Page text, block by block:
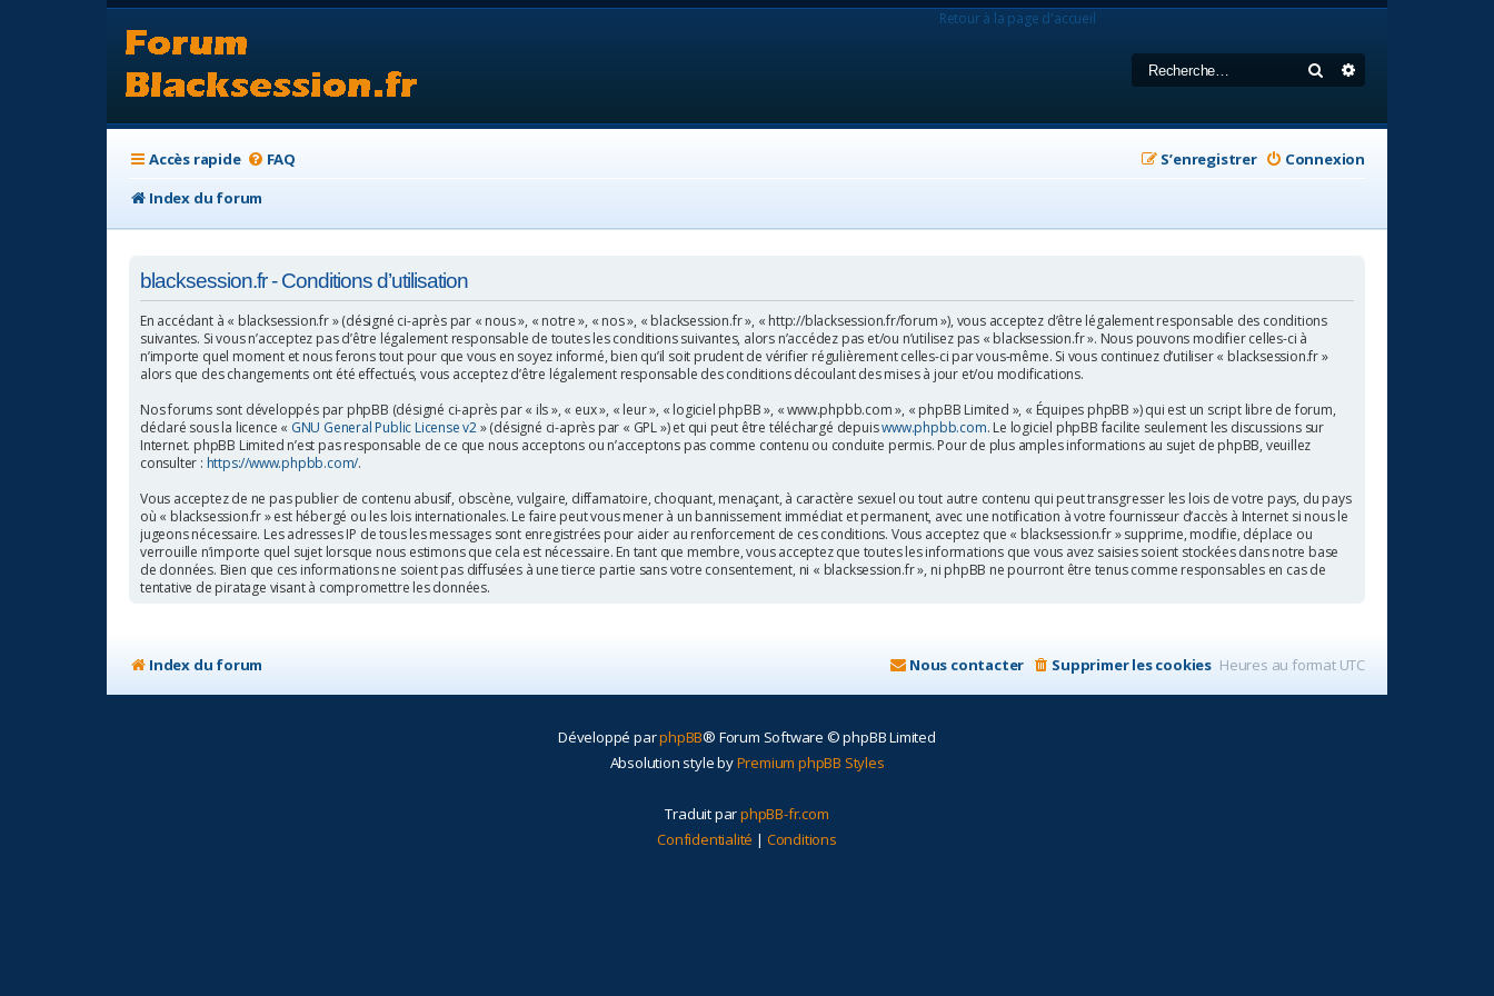
Rechercher
Retour à la page d'accueil
Accès rapide FAQ Connexion
S’enregistrer
Index du forum
blacksession.fr - Conditions d’utilisation
En accédant à « blacksession.fr » (désigné ci-après par « nous », « notre », « nos », « blacksession.fr », « http://blacksession.fr/forum »), vous acceptez d’être légalement responsable des conditions
suivantes. Si vous n’acceptez pas d’être légalement responsable de toutes les conditions suivantes, alors n’accédez pas et/ou n’utilisez pas « blacksession.fr ». Nous pouvons modifier celles-ci à
n’importe quel moment et nous ferons tout pour que vous en soyez informé, bien qu’il soit prudent de vérifier régulièrement celles-ci par vous-même. Si vous continuez d’utiliser « blacksession.fr »
alors que des changements ont été effectués, vous acceptez d’être légalement responsable des conditions découlant des mises à jour et/ou modifications.
Nos forums sont développés par phpBB (désigné ci-après par « ils », « eux », « leur », « logiciel phpBB », « www.phpbb.com », « phpBB Limited », « Équipes phpBB ») qui est un script libre de forum,
déclaré sous la licence « GNU General Public License v2» (désigné ci-après par « GPL ») et qui peut être téléchargé depuiswww.phpbb.com. Le logiciel phpBB facilite seulement les discussions sur
Internet. phpBB Limited n’est pas responsable de ce que nous acceptons ou n’acceptons pas comme contenu ou conduite permis. Pour de plus amples informations au sujet de phpBB, veuillez
consulter : https://www.phpbb.com/.
Vous acceptez de ne pas publier de contenu abusif, obscène, vulgaire, diffamatoire, choquant, menaçant, à caractère sexuel ou tout autre contenu qui peut transgresser les lois de votre pays, du pays
où « blacksession.fr » est hébergé ou les lois internationales. Le faire peut vous mener à un bannissement immédiat et permanent, avec une notification à votre fournisseur d’accès à Internet si nous le
jugeons nécessaire. Les adresses IP de tous les messages sont enregistrées pour aider au renforcement de ces conditions. Vous acceptez que « blacksession.fr » supprime, modifie, déplace ou
verrouille n’importe quel sujet lorsque nous estimons que cela est nécessaire. En tant que membre, vous acceptez que toutes les informations que vous avez saisies soient stockées dans notre base
de données. Bien que ces informations ne soient pas diffusées à une tierce partie sans votre consentement, ni « blacksession.fr », ni phpBB ne pourront être tenus comme responsables en cas de
tentative de piratage visant à compromettre les données.
Index du forum Heures au format UTC
Supprimer les cookies
Nous contacter
Développé parphpBB® Forum Software © phpBB Limited
Absolution style byPremium phpBB Styles
Traduit parphpBB-fr.com
Confidentialité | Conditions